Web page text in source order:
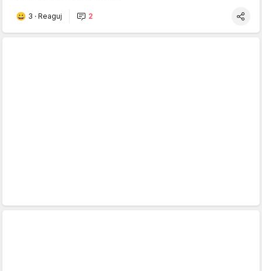
3 · Reaguj 2